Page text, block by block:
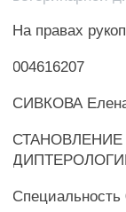
На правах
004616207
СИВКОВА
Специальность